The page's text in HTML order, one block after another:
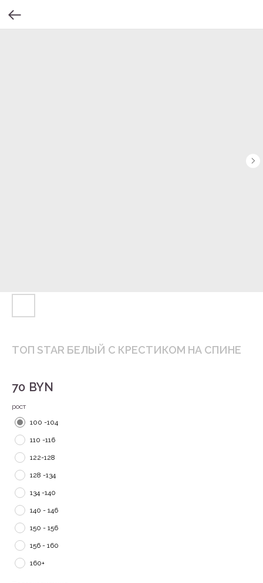
ТОП STAR БЕЛЫЙ С КРЕСТИКОМ НА СПИНЕ
70 BYN
рост
100 -104
110 -116
122-128
128 -134
134 -140
140 - 146
150 - 156
156 - 160
160+